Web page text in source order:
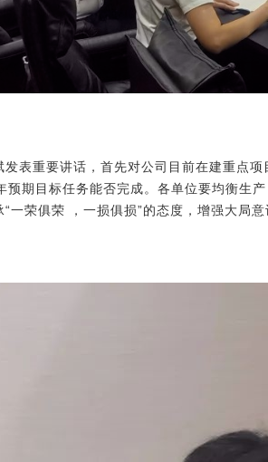
重要讲话，首先对公司目前在建重点项
期目标任务能否完成。各单位要均衡生产
“一荣俱荣 ，一损俱损”的态度，增强大局